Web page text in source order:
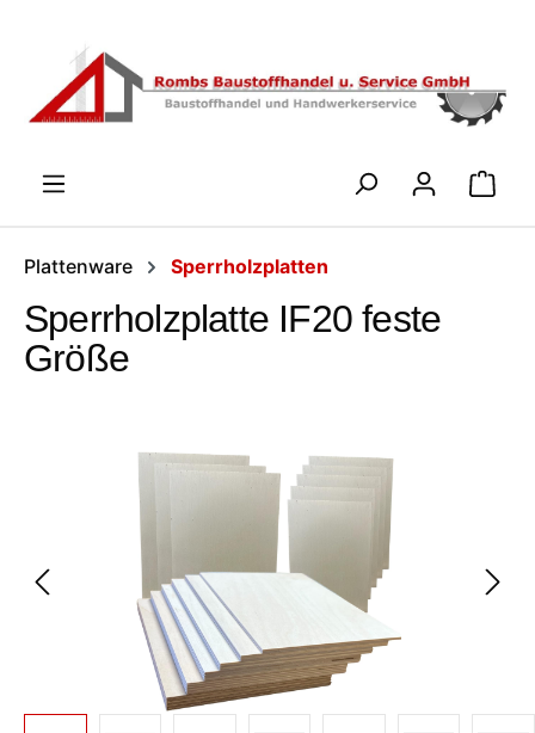
Plattenware Sperrholzplatten
Sperrholzplatte IF20 feste
Größe